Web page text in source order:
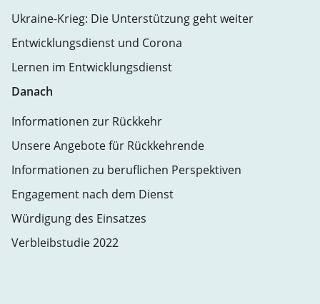
Ukraine-Krieg: Die Unterstützung geht weiter
Entwicklungsdienst und Corona
Lernen im Entwicklungsdienst
Danach
Informationen zur Rückkehr
Unsere Angebote für Rückkehrende
Informationen zu beruflichen Perspektiven
Engagement nach dem Dienst
Würdigung des Einsatzes
Verbleibstudie 2022